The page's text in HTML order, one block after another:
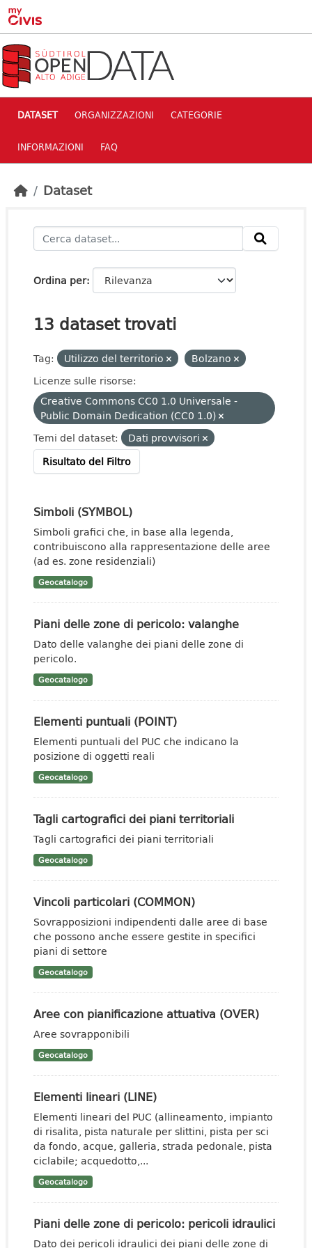
Skip to main content
DATASET ORGANIZZAZIONI CATEGORIE
INFORMAZIONI FAQ
Dataset
Ordina per
13 dataset trovati
Tag: Utilizzo del territorio
Bolzano
Licenze sulle risorse:
Creative Commons CC0 1.0 Universale -
Public Domain Dedication (CC0 1.0)
Temi del dataset:
Dati provvisori
Risultato del Filtro
Simboli (SYMBOL)
Simboli grafici che, in base alla legenda,
contribuiscono alla rappresentazione delle aree
(ad es. zone residenziali)
Geocatalogo
Piani delle zone di pericolo: valanghe
Dato delle valanghe dei piani delle zone di
pericolo.
Geocatalogo
Elementi puntuali (POINT)
Elementi puntuali del PUC che indicano la
posizione di oggetti reali
Geocatalogo
Tagli cartografici dei piani territoriali
Tagli cartografici dei piani territoriali
Geocatalogo
Vincoli particolari (COMMON)
Sovrapposizioni indipendenti dalle aree di base
che possono anche essere gestite in specifici
piani di settore
Geocatalogo
Aree con pianificazione attuativa (OVER)
Aree sovrapponibili
Geocatalogo
Elementi lineari (LINE)
Elementi lineari del PUC (allineamento, impianto
di risalita, pista naturale per slittini, pista per sci
da fondo, acque, galleria, strada pedonale, pista
ciclabile; acquedotto,...
Geocatalogo
Piani delle zone di pericolo: pericoli idraulici
Dato dei pericoli idraulici dei piani delle zone di